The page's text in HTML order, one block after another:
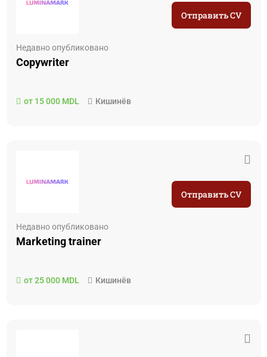
Недавно опубликовано
Copywriter
от 15 000 MDL Кишинёв
Отправить CV
Недавно опубликовано
Marketing trainer
от 25 000 MDL Кишинёв
Отправить CV